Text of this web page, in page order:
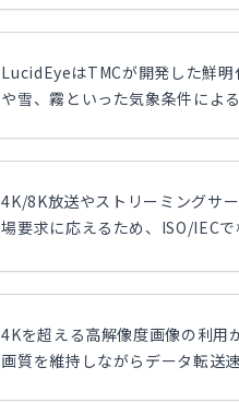
LucidEyeはTMCが開発した鮮
や雪、霧といった気象条件によ
4K/8K放送やストリーミングサ
場要求に応えるため、ISO/IEC
4Kを超える高解像度画像の利用
画質を維持しながらデータ転送